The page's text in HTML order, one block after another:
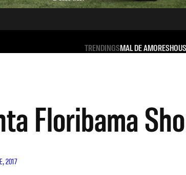
TRENDINGSMAL DE AMORES
Floribama
2017